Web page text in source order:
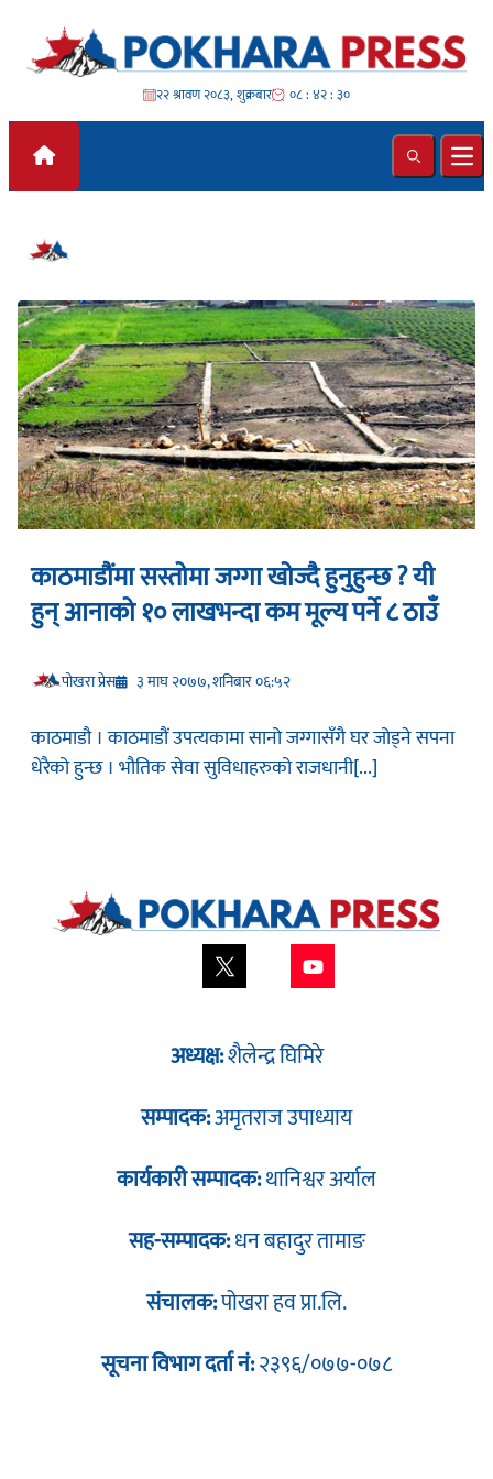
Skip to content
२२ श्रावण २०८३, शुक्रबार ०८ : ४२ : ३१
Search
काठमाडौंमा सस्तोमा जग्गा खोज्दै हुनुहुन्छ ? यी
हुन् आनाको १० लाखभन्दा कम मूल्य पर्ने ८ ठाउँ
प‍ोखरा प्रेस ३ माघ २०७७, शनिबार ०६:५२
काठमाडौ । काठमाडौं उपत्यकामा सानो जग्गासँगै घर जोड्ने सपना
धेरैको हुन्छ । भौतिक सेवा सुविधाहरुको राजधानी[...]
अध्यक्ष:शैलेन्द्र घिमिरे
सम्पादक:अमृतराज उपाध्याय
कार्यकारी सम्पादक:थानिश्वर अर्याल
सह-सम्पादक:धन बहादुर तामाङ
संचालक:पोखरा हव प्रा.लि.
सूचना विभाग दर्ता नं:२३९६/०७७-०७८